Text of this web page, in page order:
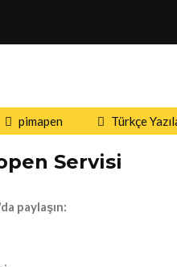
pimapen Türkçe
Servisi
paylaşın: